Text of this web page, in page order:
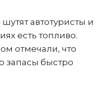
автотуристы и
есть топливо.
отмечали, что
запасы быстро